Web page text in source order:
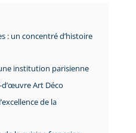
: un concentré d’histoire
institution parisienne
Art Déco
de la